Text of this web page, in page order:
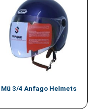
Mũ 3/4 Anfago Helmets